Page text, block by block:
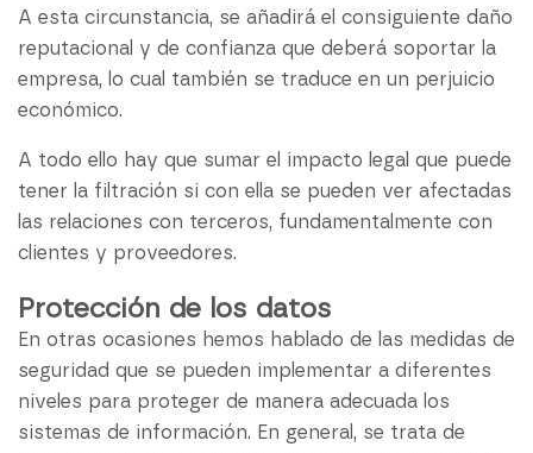
A esta circunstancia, se añadirá el consiguiente daño
reputacional y de confianza que deberá soportar la
empresa, lo cual también se traduce en un perjuicio
económico.
A todo ello hay que sumar el impacto legal que puede
tener la filtración si con ella se pueden ver afectadas
las relaciones con terceros, fundamentalmente con
clientes y proveedores.
Protección de los datos
En otras ocasiones hemos hablado de las medidas de
seguridad que se pueden implementar a diferentes
niveles para proteger de manera adecuada los
sistemas de información. En general, se trata de